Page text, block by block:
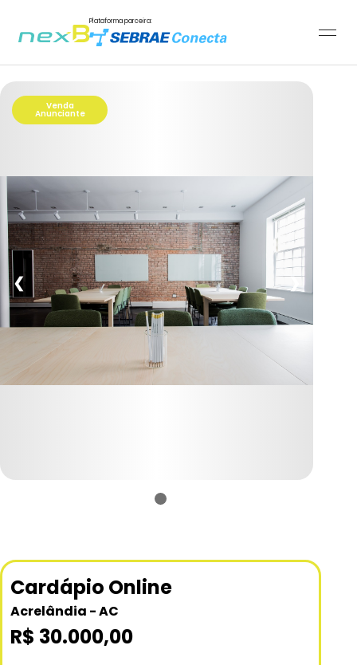
Plataforma parceira:
Venda
Anunciante
❮ ❯
Cardápio Online
Acrelândia - AC
R$ 30.000,00